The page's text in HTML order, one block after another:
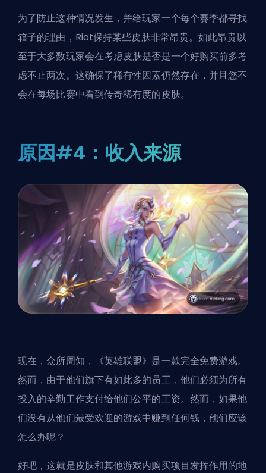
为了防止这种情况发生，并给玩家一个每个赛季都寻找
箱子的理由，Riot保持某些皮肤非常昂贵。如此昂贵以
至于大多数玩家会在考虑皮肤是否是一个好购买前多考
虑不止两次。这确保了稀有性因素仍然存在，并且您不
会在每场比赛中看到传奇稀有度的皮肤。
原因#4：收入来源
现在，众所周知，《英雄联盟》是一款完全免费游戏。
然而，由于他们旗下有如此多的员工，他们必须为所有
投入的辛勤工作支付给他们公平的工资。然而，如果他
们没有从他们最受欢迎的游戏中赚到任何钱，他们应该
怎么办呢？
好吧，这就是皮肤和其他游戏内购买项目发挥作用的地